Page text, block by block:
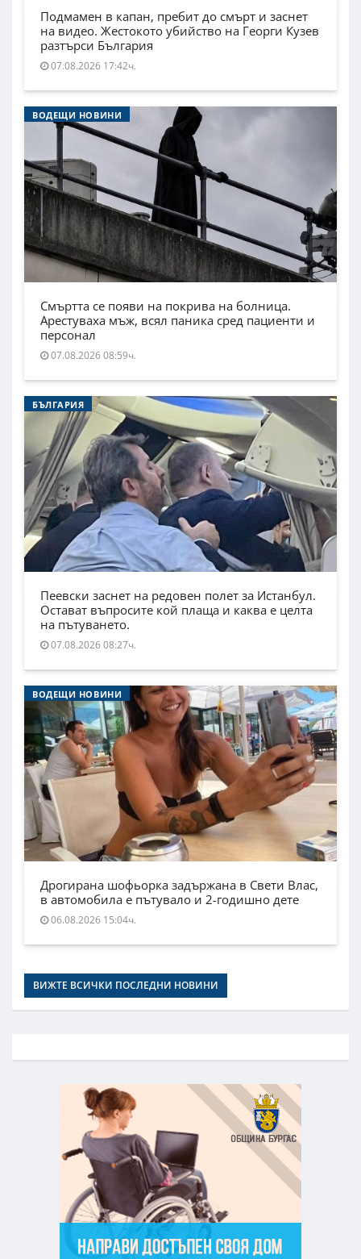
Подмамен в капан, пребит до смърт и заснет
на видео. Жестокото убийство на Георги Кузев
разтърси България
07.08.2026 17:42ч.
ВОДЕЩИ НОВИНИ
Смъртта се появи на покрива на болница.
Арестуваха мъж, всял паника сред пациенти и
персонал
07.08.2026 08:59ч.
БЪЛГАРИЯ
Пеевски заснет на редовен полет за Истанбул.
Остават въпросите кой плаща и каква е целта
на пътуването.
07.08.2026 08:27ч.
ВОДЕЩИ НОВИНИ
Дрогирана шофьорка задържана в Свети Влас,
в автомобила е пътувало и 2-годишно дете
06.08.2026 15:04ч.
ВИЖТЕ ВСИЧКИ ПОСЛЕДНИ НОВИНИ